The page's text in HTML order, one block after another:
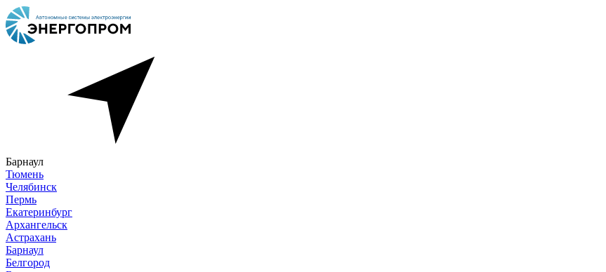
Барнаул
Тюмень
Челябинск
Пермь
Екатеринбург
Архангельск
Астрахань
Барнаул
Белгород